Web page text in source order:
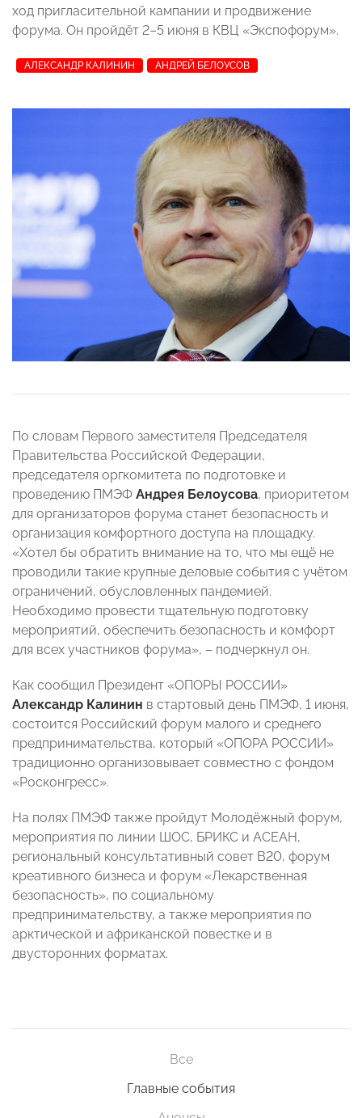
ход пригласительной кампании и продвижение
форума. Он пройдёт 2–5 июня в КВЦ «Экспофорум».
АЛЕКСАНДР КАЛИНИН АНДРЕЙ БЕЛОУСОВ
По словам Первого заместителя Председателя
Правительства Российской Федерации,
председателя оргкомитета по подготовке и
проведению ПМЭФ Андрея Белоусова, приоритетом
для организаторов форума станет безопасность и
организация комфортного доступа на площадку.
«Хотел бы обратить внимание на то, что мы ещё не
проводили такие крупные деловые события с учётом
ограничений, обусловленных пандемией.
Необходимо провести тщательную подготовку
мероприятий, обеспечить безопасность и комфорт
для всех участников форума», – подчеркнул он.
Как сообщил Президент «ОПОРЫ РОССИИ»
Александр Калинин в стартовый день ПМЭФ, 1 июня,
состоится Российский форум малого и среднего
предпринимательства, который «ОПОРА РОССИИ»
традиционно организовывает совместно с фондом
«Росконгресс».
На полях ПМЭФ также пройдут Молодёжный форум,
мероприятия по линии ШОС, БРИКС и АСЕАН,
региональный консультативный совет B20, форум
креативного бизнеса и форум «Лекарственная
безопасность», по социальному
предпринимательству, а также мероприятия по
арктической и африканской повестке и в
двусторонних форматах.
Все
Главные события